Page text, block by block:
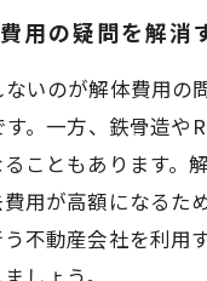
用の疑問を解消
いのが解体費用の
。一方、鉄骨造
こともあります
用が高額になる
不動産会社を利